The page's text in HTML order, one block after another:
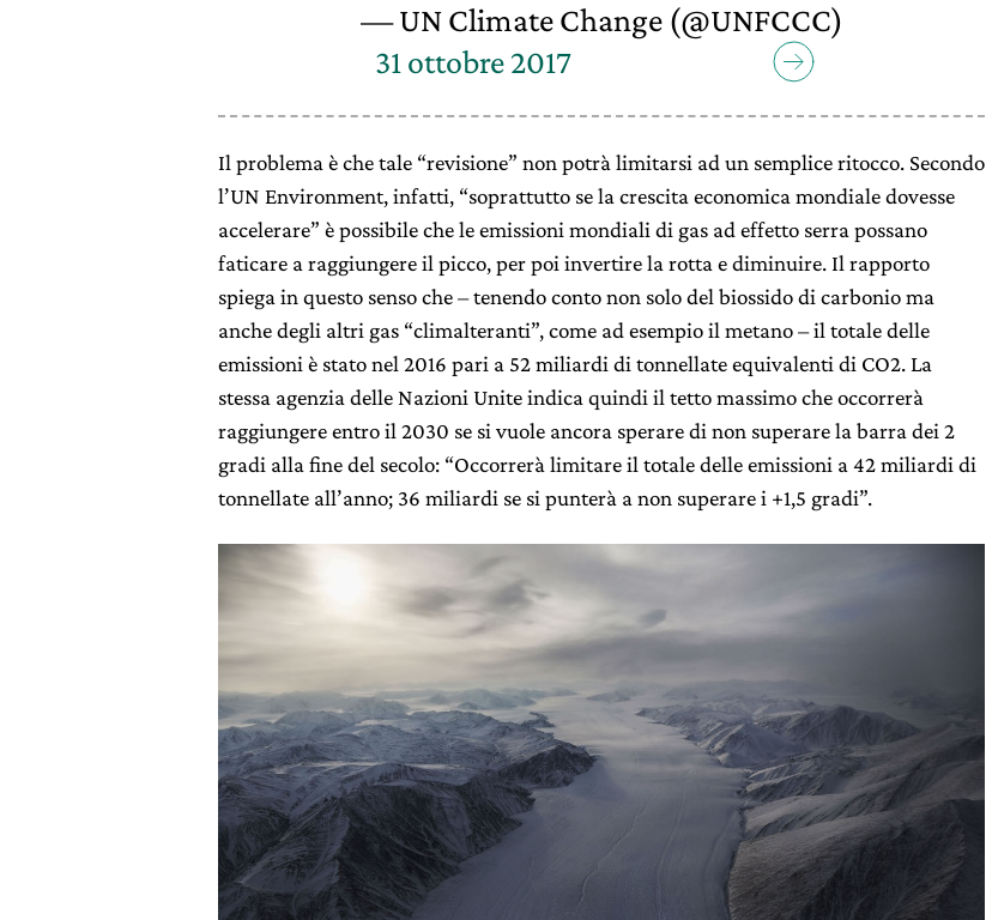
— UN Climate Change (@UNFCCC)
31 ottobre 2017
Il problema è che tale “revisione” non potrà limitarsi ad un semplice ritocco. Secondo
l’UN Environment, infatti, “soprattutto se la crescita economica mondiale dovesse
accelerare” è possibile che le emissioni mondiali di gas ad effetto serra possano
faticare a raggiungere il picco, per poi invertire la rotta e diminuire. Il rapporto
spiega in questo senso che – tenendo conto non solo del biossido di carbonio ma
anche degli altri gas “climalteranti”, come ad esempio il metano – il totale delle
emissioni è stato nel 2016 pari a 52 miliardi di tonnellate equivalenti di CO2. La
stessa agenzia delle Nazioni Unite indica quindi il tetto massimo che occorrerà
raggiungere entro il 2030 se si vuole ancora sperare di non superare la barra dei 2
gradi alla fine del secolo: “Occorrerà limitare il totale delle emissioni a 42 miliardi di
tonnellate all’anno; 36 miliardi se si punterà a non superare i +1,5 gradi”.